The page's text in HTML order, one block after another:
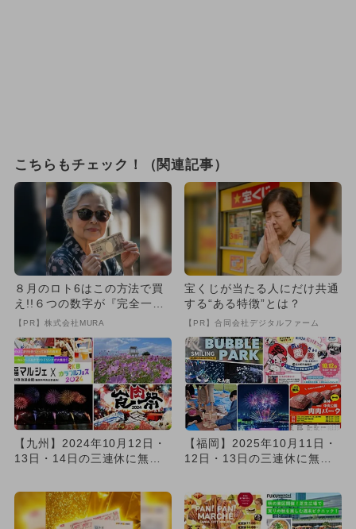
こちらもチェック！（関連記事）
８月のロト6はこの方法で買
え!!６つの数字が『完全一
致』する方法
【PR】株式会社MURA
宝くじが当たる人にだけ共通
する“ある特徴”とは？
【PR】合同会社デジタルファーム
【九州】2024年10月12日・
13日・14日の三連休に無料
【福岡】2025年10月11日・
12日・13日の三連休に無料